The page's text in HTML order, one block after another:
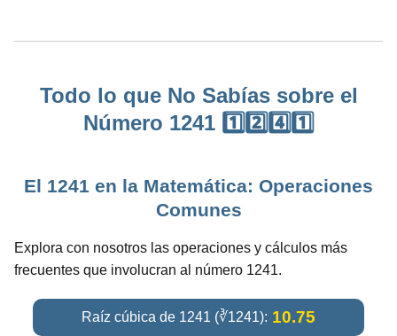
Todo lo que No Sabías sobre el
Número 1241 1️⃣2️⃣4️⃣1️⃣
El 1241 en la Matemática: Operaciones
Comunes
Explora con nosotros las operaciones y cálculos más
frecuentes que involucran al número 1241.
Raíz cúbica de 1241 (∛1241): 10.75